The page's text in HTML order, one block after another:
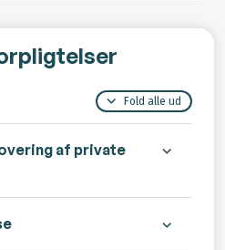
Fold alle ud
af private